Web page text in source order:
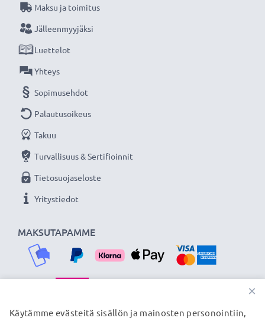
MAKSUTAPAMME
Maksu ja toimitus
Jälleenmyyjäksi
Luettelot
Yhteys
Sopimusehdot
Palautusoikeus
Takuu
Turvallisuus & Sertifioinnit
Tietosuojaseloste
Yritystiedot
TOIMITUSKUMPPANIMME
×
Käytämme evästeitä sisällön ja mainosten personointiin,